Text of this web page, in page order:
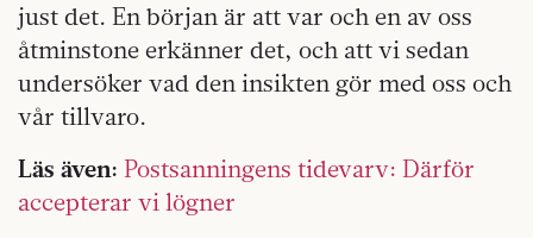
just det. En början är att var och en av oss
åtminstone erkänner det, och att vi sedan
undersöker vad den insikten gör med oss och
vår tillvaro.
Läs även: Postsanningens tidevarv: Därför
accepterar vi lögner